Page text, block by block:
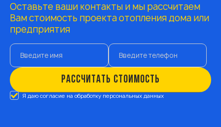
Оставьте ваши контакты и мы рассчитаем
Вам стоимость проекта отопления дома или
предприятия
РАССЧИТАТЬ СТОИМОСТЬ
Я даю согласие на обработку персональных данных